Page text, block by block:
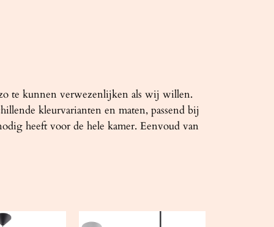
te kunnen verwezenlijken als wij willen.
kleurvarianten en maten, passend bij
heeft voor de hele kamer. Eenvoud van